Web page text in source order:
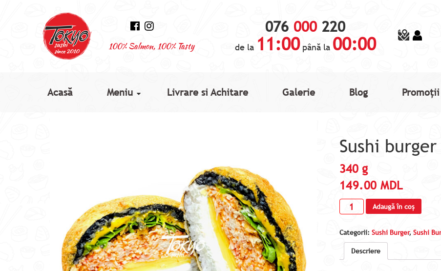
100% Salmon, 100% Tasty
076 000 220
de la 11:00până la 00:00
Acasă Meniu Livrare si Achitare Galerie Blog Promoții
Sushi burger
340 g
149.00MDL
Adaugă în coș
Categorii: Sushi Burger, Sushi
Descriere